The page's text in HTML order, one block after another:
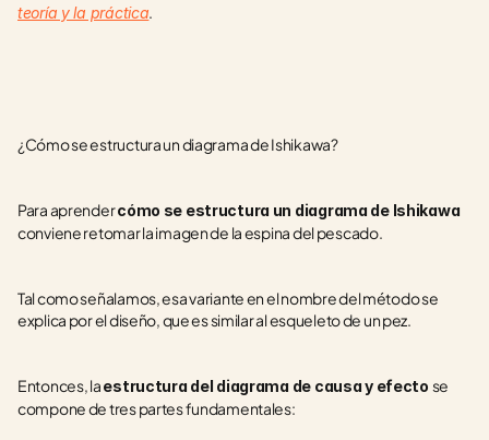
teoría y la práctica.
¿Cómo se estructura un diagrama de Ishikawa?
Para aprender
conviene retomar la imagen de la espina del pescado.
Tal como señalamos, esa variante en el nombre del método se
explica por el diseño, que es similar al esqueleto de un pez.
Entonces, la estructura del diagrama de causa y efecto se
compone de tres partes fundamentales: